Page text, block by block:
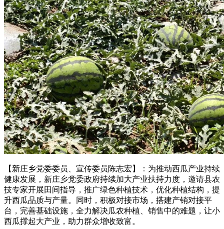
【新庄乡党委委员、宣传委员陈志宏】：为推动西瓜产业持续
健康发展，新庄乡党委政府持续加大产业扶持力度，邀请县农
技专家开展田间指导，推广绿色种植技术，优化种植结构，提
升西瓜品质与产量。同时，积极对接市场，搭建产销对接平
台，完善基础设施，全力解决瓜农种植、销售中的难题，让小
西瓜撑起大产业，助力群众增收致富。